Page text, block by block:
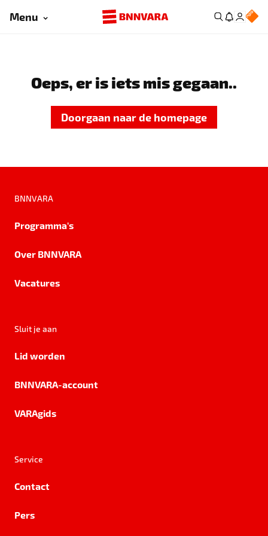
Menu
Oeps, er is iets mis gegaan..
Doorgaan naar de homepage
BNNVARA
Programma's
Over BNNVARA
Vacatures
Sluit je aan
Lid worden
BNNVARA-account
VARAgids
Service
Contact
Pers